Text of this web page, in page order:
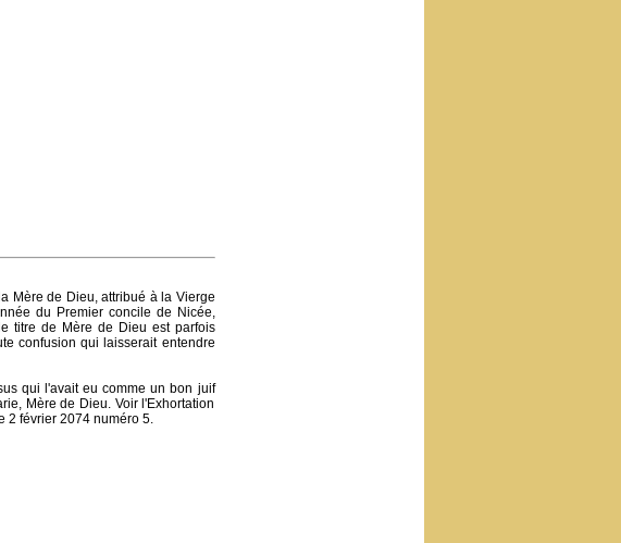
Mère de Dieu, attribué à la Vierge
du Premier concile de Nicée,
titre de Mère de Dieu est parfois
confusion qui laisserait entendre
qui l'avait eu comme un bon juif
Mère de Dieu. Voir l'Exhortation
2 février 2074 numéro 5.